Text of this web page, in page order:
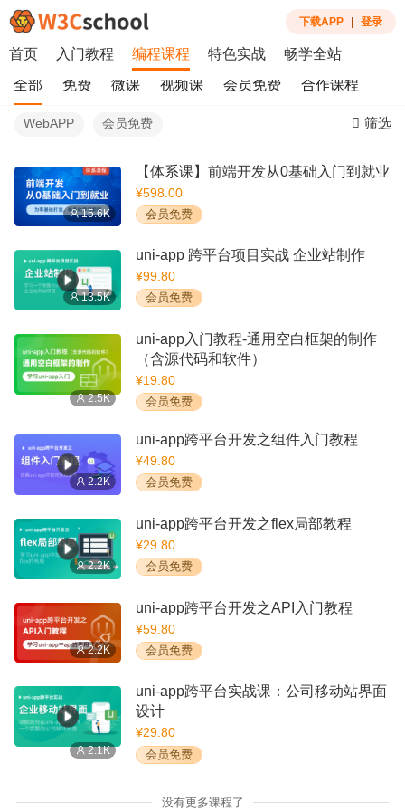
下载APP 登录
首页 入门教程 编程课程 特色实战 畅学全站
全部 免费 微课 视频课 会员免费 合作课程
WebAPP 会员免费 筛选
15.6K
【体系课】前端开发从0基础入门到就业
¥598.00
会员免费
13.5K
uni-app 跨平台项目实战 企业站制作
¥99.80
会员免费
2.5K
uni-app入门教程-通用空白框架的制作
（含源代码和软件）
¥19.80
会员免费
2.2K
uni-app跨平台开发之组件入门教程
¥49.80
会员免费
2.2K
uni-app跨平台开发之flex局部教程
¥29.80
会员免费
2.2K
uni-app跨平台开发之API入门教程
¥59.80
会员免费
2.1K
uni-app跨平台实战课：公司移动站界面
设计
¥29.80
会员免费
没有更多课程了